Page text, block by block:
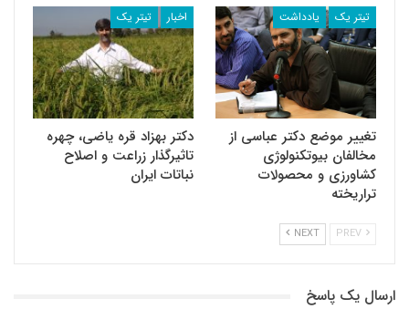
تیتر یک یادداشت
تغییر موضع دکتر عباسی از
مخالفان بیوتکنولوژی
کشاورزی و محصولات
تراریخته
اخبار تیتر یک
دکتر بهزاد قره یاضی، چهره
تاثیرگذار زراعت و اصلاح
نباتات ایران
NEXT
ارسال یک پاسخ